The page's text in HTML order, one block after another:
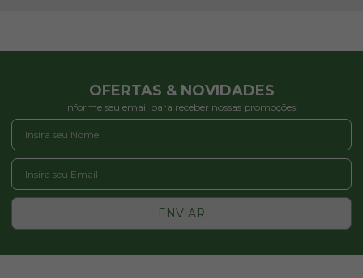
OFERTAS & NOVIDADES
Informe seu email para receber nossas promoções:
ENVIAR